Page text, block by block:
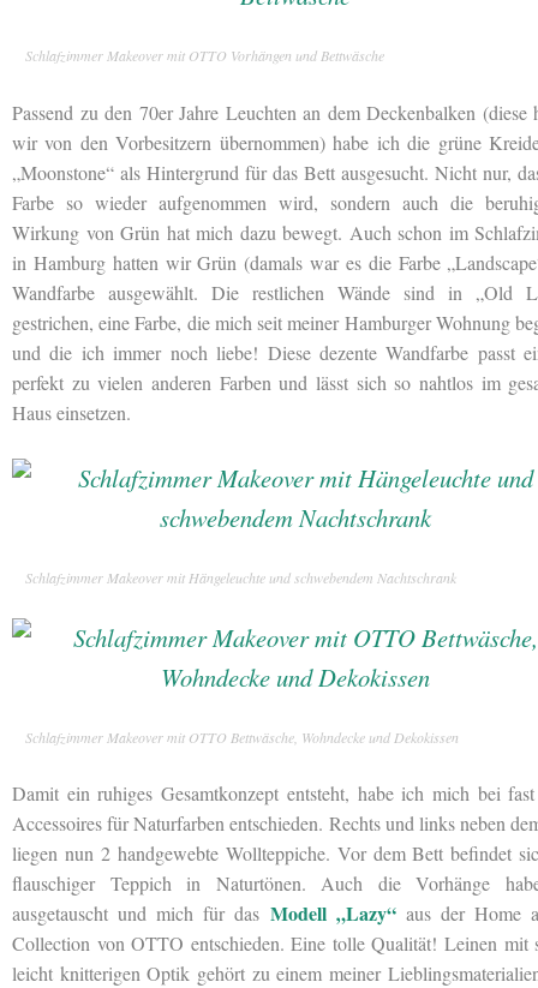
Schlafzimmer Makeover mit OTTO Vorhängen und Bettwäsche
Passend zu den 70er Jahre Leuchten an dem Deckenbalken (diese
wir von den Vorbesitzern übernommen) habe ich die grüne
„Moonstone“ als Hintergrund für das Bett ausgesucht. Nicht nur,
Farbe so wieder aufgenommen wird, sondern auch die
Wirkung von Grün hat mich dazu bewegt. Auch schon im
in Hamburg hatten wir Grün (damals war es die Farbe
Wandfarbe ausgewählt. Die restlichen Wände sind in „Old
gestrichen, eine Farbe, die mich seit meiner Hamburger Wohnung
und die ich immer noch liebe! Diese dezente Wandfarbe passt
perfekt zu vielen anderen Farben und lässt sich so nahtlos im
Haus einsetzen.
Schlafzimmer Makeover mit Hängeleuchte und schwebendem Nachtschrank
Schlafzimmer Makeover mit OTTO Bettwäsche, Wohndecke und Dekokissen
Damit ein ruhiges Gesamtkonzept entsteht, habe ich mich bei
Accessoires für Naturfarben entschieden. Rechts und links neben
liegen nun 2 handgewebte Wollteppiche. Vor dem Bett befindet
flauschiger Teppich in Naturtönen. Auch die Vorhänge
ausgetauscht und mich für das Modell „Lazy“aus der Home
Collection von OTTO entschieden. Eine tolle Qualität! Leinen mit
leicht knitterigen Optik gehört zu einem meiner